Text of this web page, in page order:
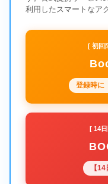
利用したスマートなア
[ 初回
登録時に
[ 14
【